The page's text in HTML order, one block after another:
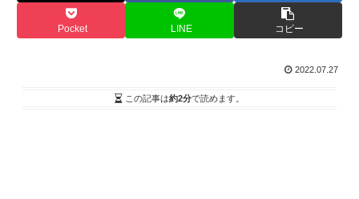
Pocket LINE コピー
2022.07.27
この記事は約2分で読めます。